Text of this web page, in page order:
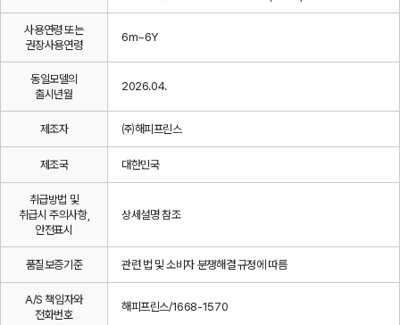
사용연령 또는
권장사용연령
6m~6Y
동일모델의
출시년월
2026.04.
제조자 ㈜해피프린스
제조국 대한민국
취급방법 및
취급시 주의사항,
안전표시
상세설명 참조
품질보증기준 관련 법 및 소비자 분쟁해결 규정에 따름
A/S 책임자와
전화번호
해피프린스/1668-1570